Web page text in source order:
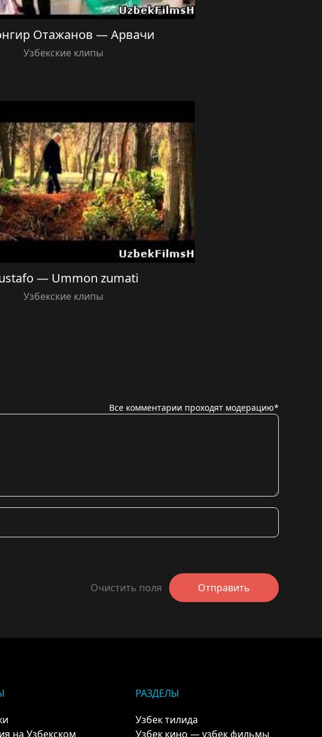
Отажанов — Арвачи
Узбекские клипы
— Ummon zumati
Узбекские клипы
Все комментарии проходят модерацию*
Очистить поля Отправить
на Узбекском
РАЗДЕЛЫ
Узбек тилида
Узбек кино — узбек фильмы